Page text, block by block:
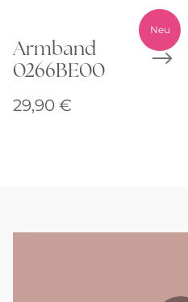
Neu
Armband
0266BE00
29,90 €